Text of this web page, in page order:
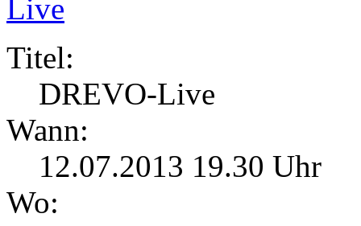
Titel:
DREVO-Live
Wann:
12.07.2013 19.30 Uhr
Wo: